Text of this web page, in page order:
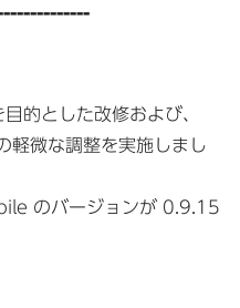
的とした改修および、
微な調整を実施しまし
のバージョンが 0.9.15